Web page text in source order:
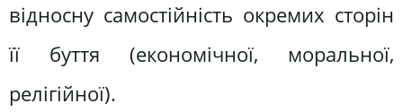
відносну самостійність окремих сторін
її буття (економічної, моральної,
релігійної).